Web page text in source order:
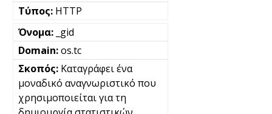
HTTP
_gid
os.tc
Καταγράφει ένα
μοναδικό αναγνωριστικό που
χρησιμοποιείται για τη